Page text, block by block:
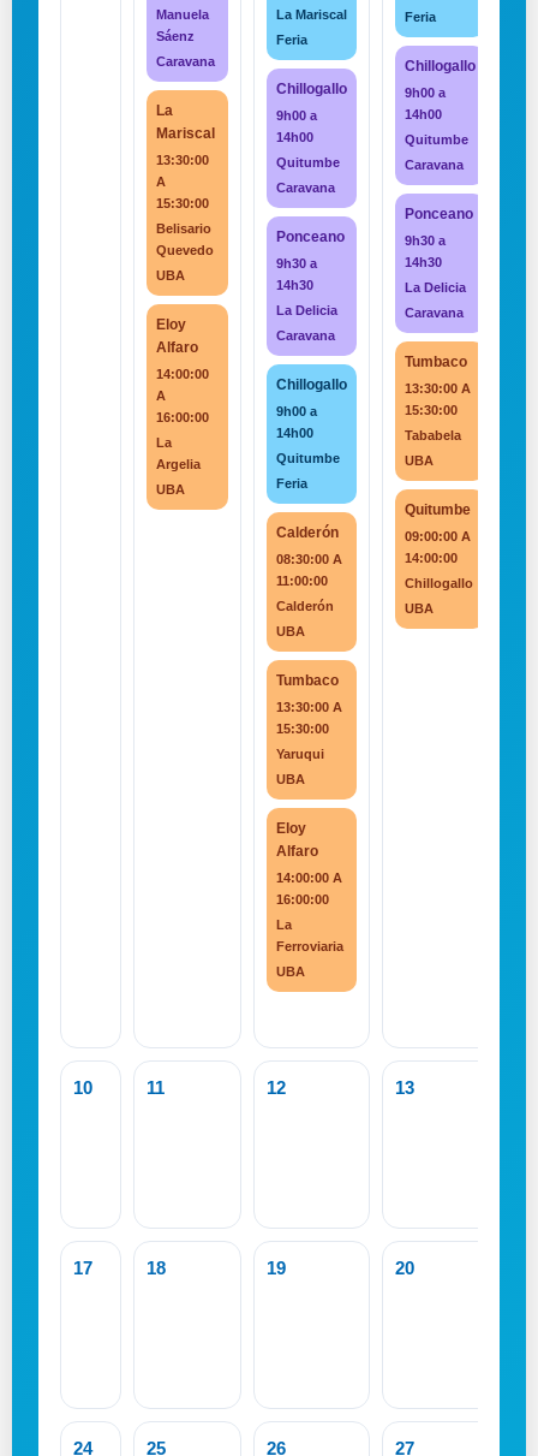
Manuela
Sáenz
Caravana
La
Mariscal
13:30:00
A
15:30:00
Belisario
Quevedo
UBA
Eloy
Alfaro
14:00:00
A
16:00:00
La
Argelia
UBA
La Mariscal
Feria
Chillogallo
9h00 a
14h00
Quitumbe
Caravana
Ponceano
9h30 a
14h30
La Delicia
Caravana
Chillogallo
9h00 a
14h00
Quitumbe
Feria
Calderón
08:30:00 A
11:00:00
Calderón
UBA
Tumbaco
13:30:00 A
15:30:00
Yaruqui
UBA
Eloy
Alfaro
14:00:00 A
16:00:00
La
Ferroviaria
UBA
Feria
Chillogallo
9h00 a
14h00
Quitumbe
Caravana
Ponceano
9h30 a
14h30
La Delicia
Caravana
Tumbaco
13:30:00 A
15:30:00
Tababela
UBA
Quitumbe
09:00:00 A
14:00:00
Chillogallo
UBA
10 11 12 13
17 18 19 20
24 25 26 27